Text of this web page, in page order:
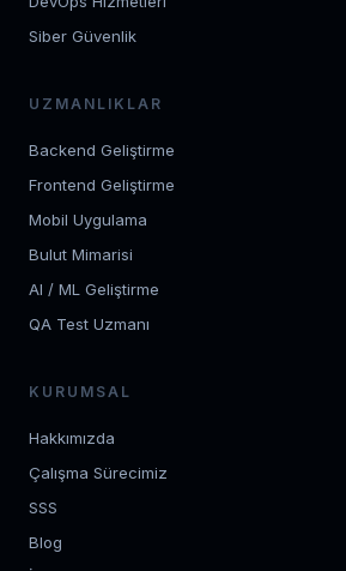
Siber Güvenlik
UZMANLIKLAR
Backend Geliştirme
Frontend Geliştirme
Mobil Uygulama
Bulut Mimarisi
AI / ML Geliştirme
QA Test Uzmanı
KURUMSAL
Hakkımızda
Çalışma Sürecimiz
SSS
Blog